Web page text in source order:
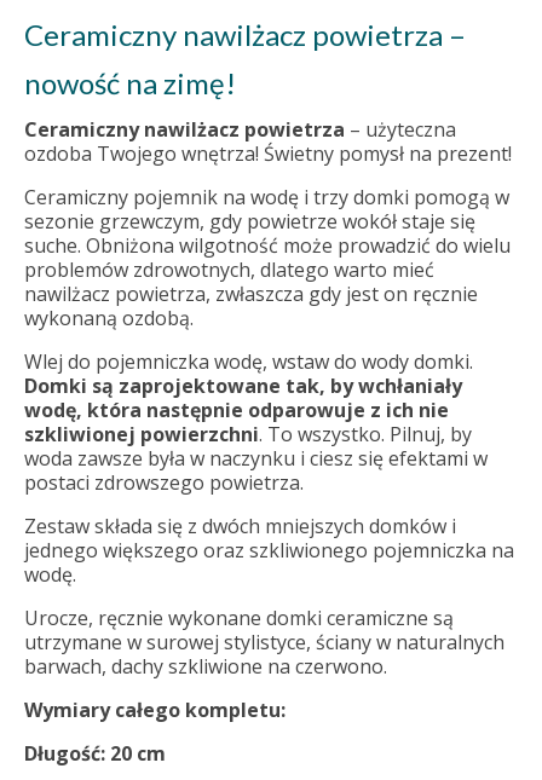
Ceramiczny nawilżacz powietrza –
nowość na zimę!
Ceramiczny nawilżacz powietrza – użyteczna
ozdoba Twojego wnętrza! Świetny pomysł na prezent!
Ceramiczny pojemnik na wodę i trzy domki pomogą w
sezonie grzewczym, gdy powietrze wokół staje się
suche. Obniżona wilgotność może prowadzić do wielu
problemów zdrowotnych, dlatego warto mieć
nawilżacz powietrza, zwłaszcza gdy jest on ręcznie
wykonaną ozdobą.
Wlej do pojemniczka wodę, wstaw do wody domki.
Domki są zaprojektowane tak, by wchłaniały
wodę, która następnie odparowuje z ich nie
szkliwionej powierzchni. To wszystko. Pilnuj, by
woda zawsze była w naczynku i ciesz się efektami w
postaci zdrowszego powietrza.
Zestaw składa się z dwóch mniejszych domków i
jednego większego oraz szkliwionego pojemniczka na
wodę.
Urocze, ręcznie wykonane domki ceramiczne są
utrzymane w surowej stylistyce, ściany w naturalnych
barwach, dachy szkliwione na czerwono.
Wymiary całego kompletu:
Długość: 20 cm